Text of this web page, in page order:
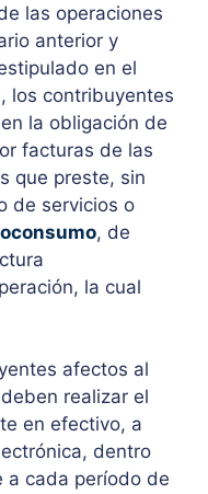
las operaciones
anterior y
en el
los contribuyentes
la obligación de
facturas de las
que preste, sin
de servicios o
, de
la cual
afectos al
realizar el
en efectivo, a
dentro
a cada período de